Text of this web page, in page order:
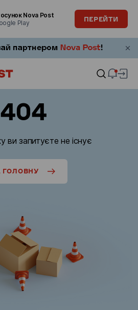
Nova Post
Play
ПЕРЕЙТИ
404
ви запитуєте не існує
ГОЛОВНУ